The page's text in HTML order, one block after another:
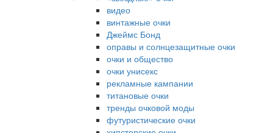
видео
винтажные очки
Джеймс Бонд
оправы и солнцезащитные очки
очки и общество
очки унисекс
рекламные кампании
титановые очки
тренды очковой моды
футуристические очки